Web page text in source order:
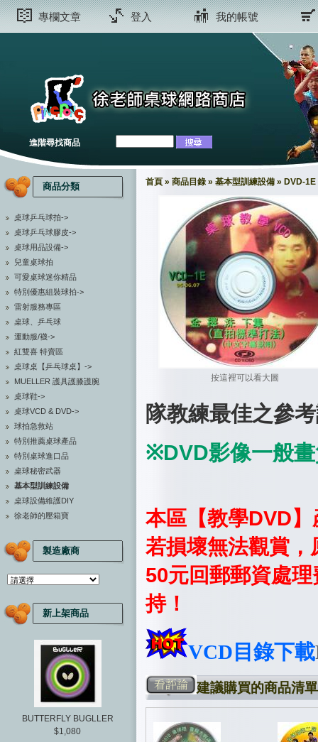
專欄文章 登入 我的帳號
進階尋找商品
商品分類
桌球乒乓球拍->
桌球乒乓球膠皮->
桌球用品設備->
兒童桌球拍
可愛桌球迷你精品
特別優惠組裝球拍->
雷射服務專區
桌球、乒乓球
運動服/襪->
紅雙喜 特賣區
桌球桌【乒乓球桌】->
MUELLER 護具護膝護腕
桌球鞋->
桌球VCD & DVD->
球拍急救站
特別推薦桌球產品
特別桌球進口品
桌球秘密武器
基本型訓練設備
桌球設備維護DIY
徐老師的壓箱寶
製造廠商
新上架商品
BUTTERFLY BUGLLER
$1,080
首頁 » 商品目錄» 基本型訓練設備 » DVD-1E
按這裡可以看大圖
隊教練最佳之參
※DVD影像一般
本區【教學DVD
若損壞無法觀賞
50元回郵郵資處
持！
VCD 目錄下載
建議購買的商品清